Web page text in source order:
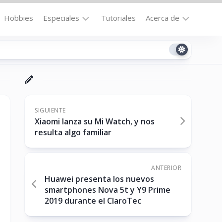
Hobbies Especiales
la
Destacados
Downloads
No-
Tutoriales Acerca de
Contacto
(US)
SIGUIENTE
Xiaomi lanza su Mi Watch, y nos
resulta algo familiar
ANTERIOR
Huawei presenta los nuevos
smartphones Nova 5t y Y9 Prime
2019 durante el ClaroTec